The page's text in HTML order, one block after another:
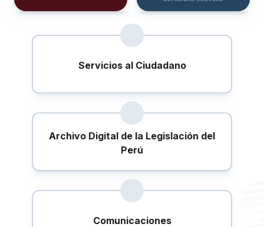
Servicios al Ciudadano
Archivo Digital de la Legislación del
Perú
Comunicaciones